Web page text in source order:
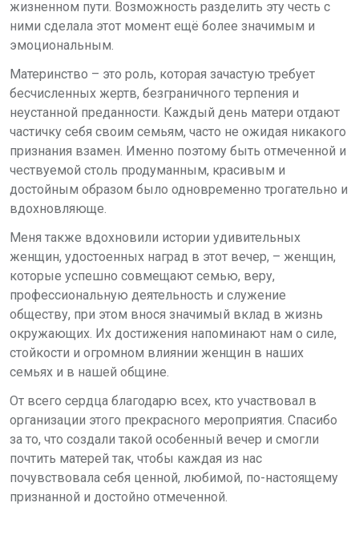
жизненном пути. Возможность разделить эту честь с
ними сделала этот момент ещё более значимым и
эмоциональным.
Материнство – это роль, которая зачастую требует
бесчисленных жертв, безграничного терпения и
неустанной преданности. Каждый день матери отдают
частичку себя своим семьям, часто не ожидая никакого
признания взамен. Именно поэтому быть отмеченной и
чествуемой столь продуманным, красивым и
достойным образом было одновременно трогательно и
вдохновляюще.
Меня также вдохновили истории удивительных
женщин, удостоенных наград в этот вечер, – женщин,
которые успешно совмещают семью, веру,
профессиональную деятельность и служение
обществу, при этом внося значимый вклад в жизнь
окружающих. Их достижения напоминают нам о силе,
стойкости и огромном влиянии женщин в наших
семьях и в нашей общине.
От всего сердца благодарю всех, кто участвовал в
организации этого прекрасного мероприятия. Спасибо
за то, что создали такой особенный вечер и смогли
почтить матерей так, чтобы каждая из нас
почувствовала себя ценной, любимой, по-настоящему
признанной и достойно отмеченной.